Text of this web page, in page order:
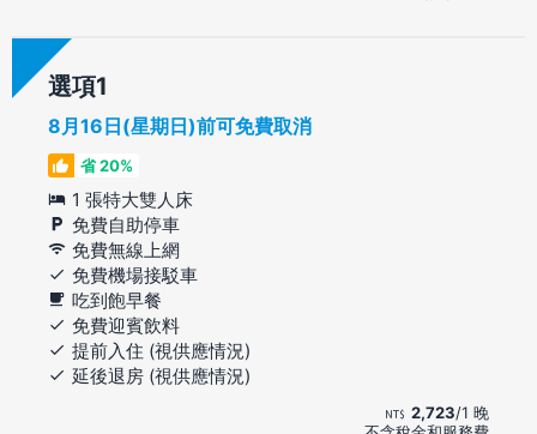
選項
8月16日(星期日)前可免費取消
省 20%
1 張特大雙人床
免費自助停車
免費無線上網
免費機場接駁車
吃到飽早餐
免費迎賓飲料
提前入住 (視供應情況)
延後退房 (視供應情況)
2,723/1 晚